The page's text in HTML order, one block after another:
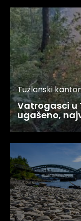
Tuzlanski
Vatrogasci u
ugašeno,